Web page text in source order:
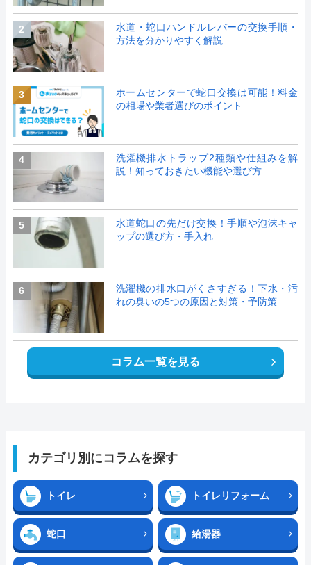
2
水道・蛇口ハンドルレバーの交換手順・
方法を分かりやすく解説
3
ホームセンターで蛇口交換は可能！料金
の相場や業者選びのポイント
4
洗濯機排水トラップ2種類や仕組みを解
説！知っておきたい機能や選び方
5
水道蛇口の先だけ交換！手順や泡沫キャ
ップの選び方・手入れ
6
洗濯機の排水口がくさすぎる！下水・汚
れの臭いの5つの原因と対策・予防策
コラム一覧を見る
カテゴリ別にコラムを探す
トイレ トイレリフォーム
蛇口 給湯器